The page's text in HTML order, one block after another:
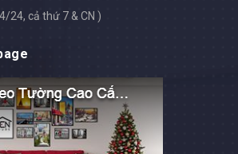
24, cả thứ 7 & CN )